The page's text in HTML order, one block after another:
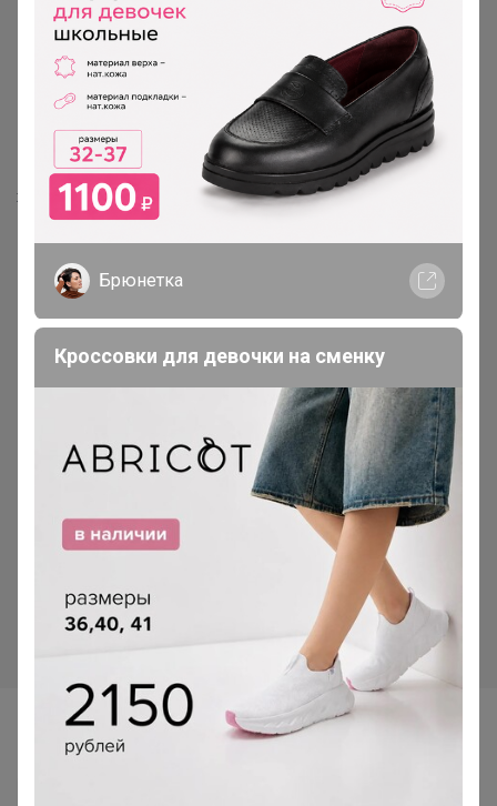
1 806р
Бра-топ из смесового
хлопка AIRism в рубчик
560р
Женские бесшовные трусы с
высокой талией AIRism
482670
Самые желанные
Брюнетка
Кроссовки для девочки на сменку